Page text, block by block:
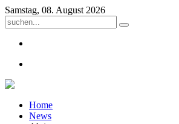
Samstag, 08. August 2026
Home
News